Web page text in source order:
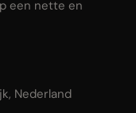
een nette en
Nederland